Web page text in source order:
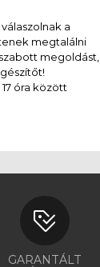
a
megtalálni
megoldást,
óra között
GARANTÁLT